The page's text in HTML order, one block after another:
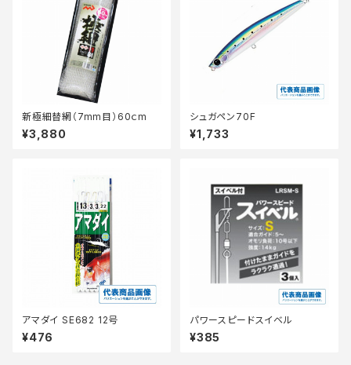
新極細替網（7mm目）60ｃm
¥3,880
シュガペン70F
¥1,733
アマダイ SE682 12号
¥476
パワースピードスイベル
¥385